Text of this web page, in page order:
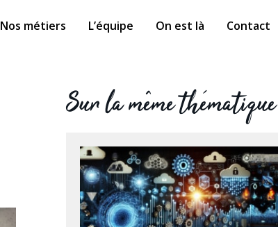
Nos métiers L’équipe On est là Contact
Sur la même thématique